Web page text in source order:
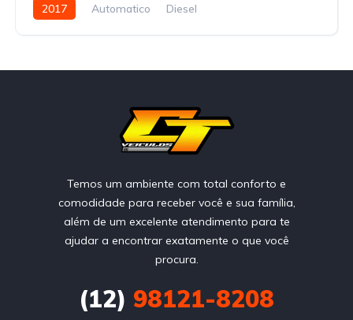
2017 Automatico Diesel
Temos um ambiente com total conforto e
comodidade para receber você e sua família,
além de um excelente atendimento para te
ajudar a encontrar exatamente o que você
procura.
(12) 98121-8208